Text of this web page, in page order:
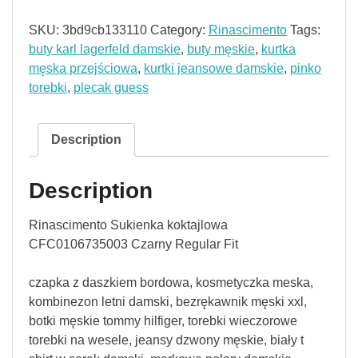
SKU: 3bd9cb133110 Category: Rinascimento Tags:
buty karl lagerfeld damskie, buty męskie, kurtka
męska przejściowa, kurtki jeansowe damskie, pinko
torebki, plecak guess
Description
Description
Rinascimento Sukienka koktajlowa
CFC0106735003 Czarny Regular Fit
czapka z daszkiem bordowa, kosmetyczka meska,
kombinezon letni damski, bezrękawnik męski xxl,
botki męskie tommy hilfiger, torebki wieczorowe
torebki na wesele, jeansy dzwony męskie, biały t